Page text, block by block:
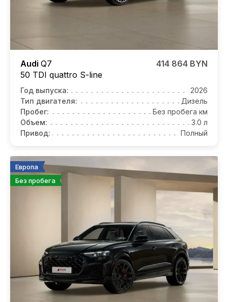
Audi Q7
50 TDI quattro S-line
414 864 BYN
Год выпуска:
2026
Тип двигателя:
Дизель
Пробег:
Без пробега км
Объем:
3.0 л
Привод:
Полный
Европа
Без пробега